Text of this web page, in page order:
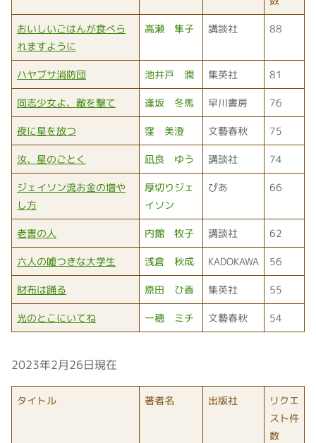
おいしいごはんが食べら
れますように
高瀬 隼子 講談社 88
ハヤブサ消防団 池井戸 潤 集英社 81
同志少女よ、敵を撃て 逢坂 冬馬 早川書房 76
夜に星を放つ 窪 美澄 文藝春秋 75
汝、星のごとく 凪良 ゆう 講談社 74
ジェイソン流お金の増や
し方
厚切りジェ
イソン
ぴあ 66
老害の人 内館 牧子 講談社 62
六人の嘘つきな大学生 浅倉 秋成 KADOKAWA 56
財布は踊る 原田 ひ香 集英社 55
光のとこにいてね 一穂 ミチ 文藝春秋 54
2023年2月26日現在
タイトル 著者名 出版社
リクエ
スト件
数